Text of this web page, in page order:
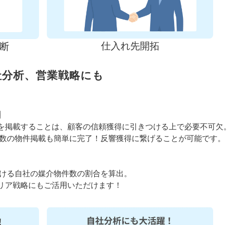
仕入れ先開拓
析、営業戦略にも
載することは、顧客の信頼獲得に引きつける上で必要不可欠。
物件掲載も簡単に完了！反響獲得に繋げることが可能です。
自社の媒介物件数の割合を算出。
戦略にもご活用いただけます！